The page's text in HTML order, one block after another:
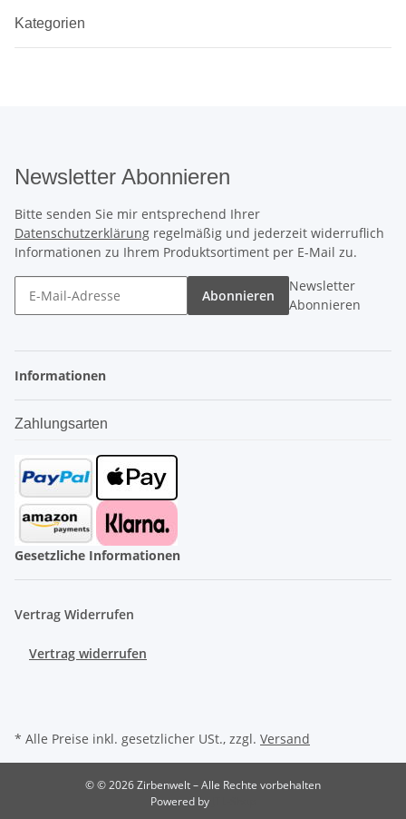
Kategorien
Newsletter Abonnieren
Bitte senden Sie mir entsprechend Ihrer
Datenschutzerklärung regelmäßig und jederzeit widerruflich
Informationen zu Ihrem Produktsortiment per E-Mail zu.
Abonnieren
Newsletter
Abonnieren
Informationen
Zahlungsarten
Gesetzliche Informationen
Vertrag Widerrufen
Vertrag widerrufen
* Alle Preise inkl. gesetzlicher USt., zzgl. Versand
© © 2026 Zirbenwelt – Alle Rechte vorbehalten
Powered by